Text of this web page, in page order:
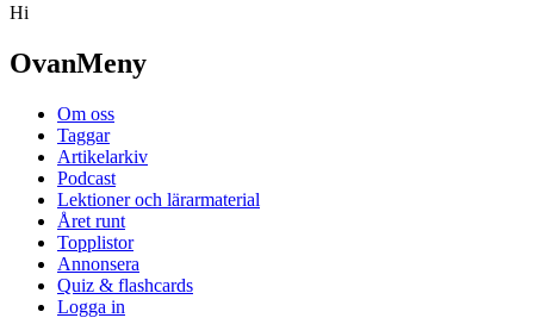
Hi
OvanMeny
Om oss
Taggar
Artikelarkiv
Podcast
Lektioner och lärarmaterial
Året runt
Topplistor
Annonsera
Quiz & flashcards
Logga in